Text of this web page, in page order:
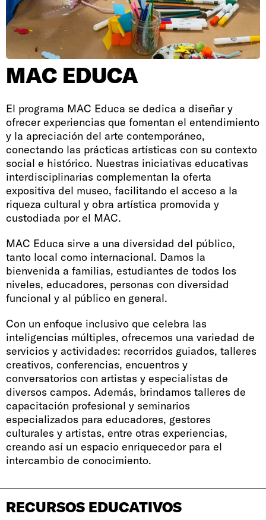
MAC EDUCA
El programa MAC Educa se dedica a diseñar y
ofrecer experiencias que fomentan el entendimiento
y la apreciación del arte contemporáneo,
conectando las prácticas artísticas con su contexto
social e histórico. Nuestras iniciativas educativas
interdisciplinarias complementan la oferta
expositiva del museo, facilitando el acceso a la
riqueza cultural y obra artística promovida y
custodiada por el MAC.
MAC Educa sirve a una diversidad del público,
tanto local como internacional. Damos la
bienvenida a familias, estudiantes de todos los
niveles, educadores, personas con diversidad
funcional y al público en general.
Con un enfoque inclusivo que celebra las
inteligencias múltiples, ofrecemos una variedad de
servicios y actividades: recorridos guiados, talleres
creativos, conferencias, encuentros y
conversatorios con artistas y especialistas de
diversos campos. Además, brindamos talleres de
capacitación profesional y seminarios
especializados para educadores, gestores
culturales y artistas, entre otras experiencias,
creando así un espacio enriquecedor para el
intercambio de conocimiento.
RECURSOS EDUCATIVOS